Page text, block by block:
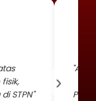
siswa
STPN"
›